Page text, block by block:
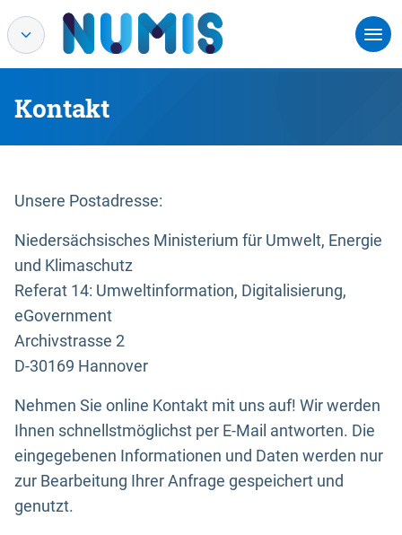
Kontakt
Unsere Postadresse:
Niedersächsisches Ministerium für Umwelt, Energie
und Klimaschutz
Referat 14: Umweltinformation, Digitalisierung,
eGovernment
Archivstrasse 2
D-30169 Hannover
Nehmen Sie online Kontakt mit uns auf! Wir werden
Ihnen schnellstmöglichst per E-Mail antworten. Die
eingegebenen Informationen und Daten werden nur
zur Bearbeitung Ihrer Anfrage gespeichert und
genutzt.